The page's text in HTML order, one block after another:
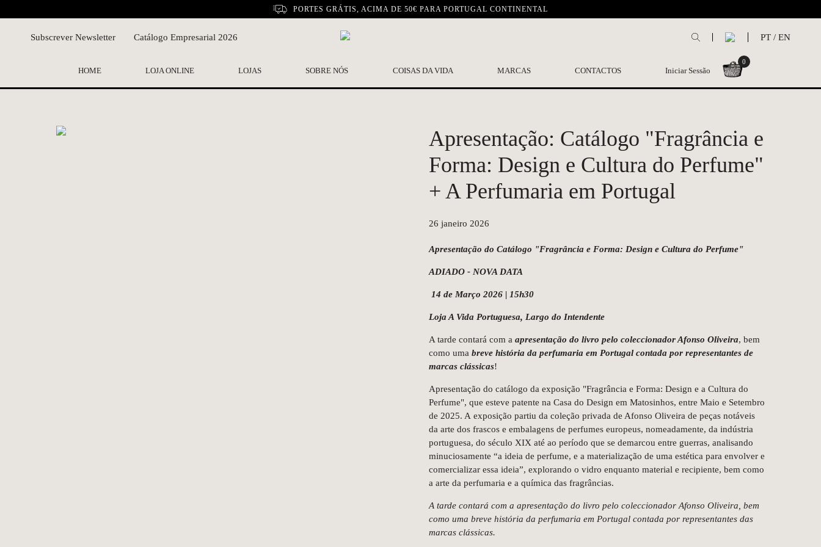
PORTES GRÁTIS, ACIMA DE 50€ PARA PORTUGAL CONTINENTAL
Subscrever Newsletter Catálogo Empresarial 2026 PT / EN
HOME LOJA ONLINE LOJAS SOBRE NÓS COISAS DA VIDA MARCAS CONTACTOS Iniciar Sessão
0
Apresentação: Catálogo "Fragrância e
Forma: Design e Cultura do Perfume"
+ A Perfumaria em Portugal
26 janeiro 2026
Apresentação do Catálogo "Fragrância e Forma: Design e Cultura do Perfume"
ADIADO - NOVA DATA
14 de Março 2026 | 15h30
Loja A Vida Portuguesa, Largo do Intendente
A tarde contará com a apresentação do livro pelo coleccionador Afonso Oliveira, bem
como uma breve história da perfumaria em Portugal contada por representantes de
marcas clássicas!
Apresentação do catálogo da exposição "Fragrância e Forma: Design e a Cultura do
Perfume", que esteve patente na Casa do Design em Matosinhos, entre Maio e Setembro
de 2025. A exposição partiu da coleção privada de Afonso Oliveira de peças notáveis
da arte dos frascos e embalagens de perfumes europeus, nomeadamente, da indústria
portuguesa, do século XIX até ao período que se demarcou entre guerras, analisando
minuciosamente “a ideia de perfume, e a materialização de uma estética para envolver e
comercializar essa ideia”, explorando o vidro enquanto material e recipiente, bem como
a arte da perfumaria e a química das fragrâncias.
A tarde contará com a apresentação do livro pelo coleccionador Afonso Oliveira, bem
como uma breve história da perfumaria em Portugal contada por representantes das
marcas clássicas.